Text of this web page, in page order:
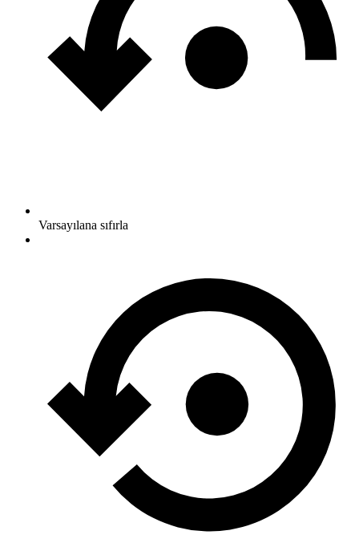
Varsayılana sıfırla